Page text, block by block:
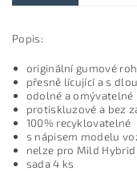
Popis:
originální gumové
přesně lícující a s
odolné a omývatelné
protiskluzové a bez
100% recyklovatelné
s nápisem modelu
nelze pro Mild Hybrid
sada 4 ks